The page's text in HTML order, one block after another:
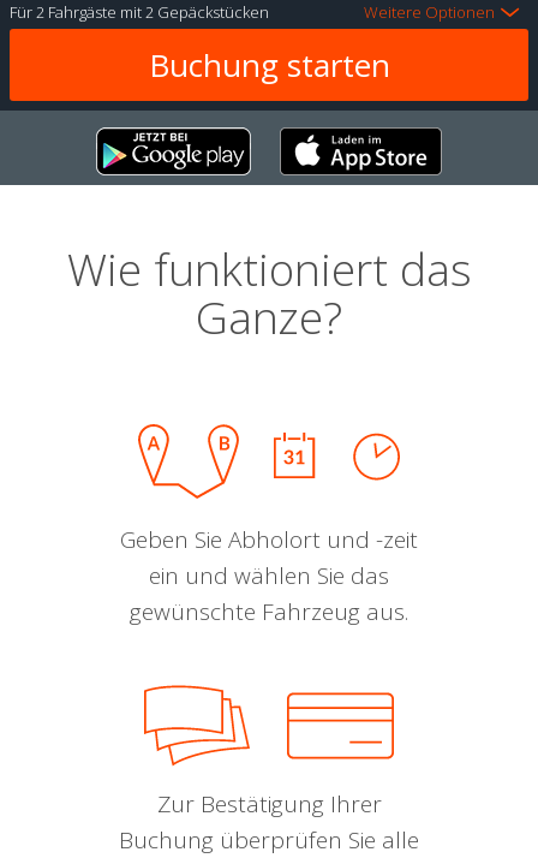
Für2 Fahrgäste mit2 Gepäckstücken Weitere Optionen
Wie funktioniert das
Ganze?
Geben Sie Abholort und -zeit
ein und wählen Sie das
gewünschte Fahrzeug aus.
Zur Bestätigung Ihrer
Buchung überprüfen Sie alle